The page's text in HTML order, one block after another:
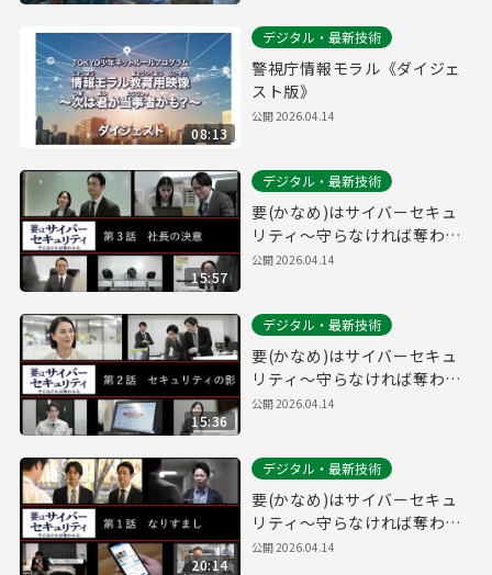
08:13
デジタル・最新技術
警視庁情報モラル《ダイジェ
スト版》
公開2026.04.14
15:57
デジタル・最新技術
要(かなめ)はサイバーセキュ
リティ～守らなければ奪われ
る～第３話「社長の決意」(経
公開2026.04.14
15:36
デジタル・最新技術
要(かなめ)はサイバーセキュ
リティ～守らなければ奪われ
る～第２話「セキュリティの
公開2026.04.14
20:14
デジタル・最新技術
要(かなめ)はサイバーセキュ
リティ～守らなければ奪われ
る～第１話「なりすまし」(一
公開2026.04.14